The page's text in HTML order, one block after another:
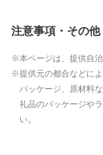
注意事項・その他
本ページは、提供自
提供元の都合などに
パッケージ、原材料
礼品のパッケージや
い。